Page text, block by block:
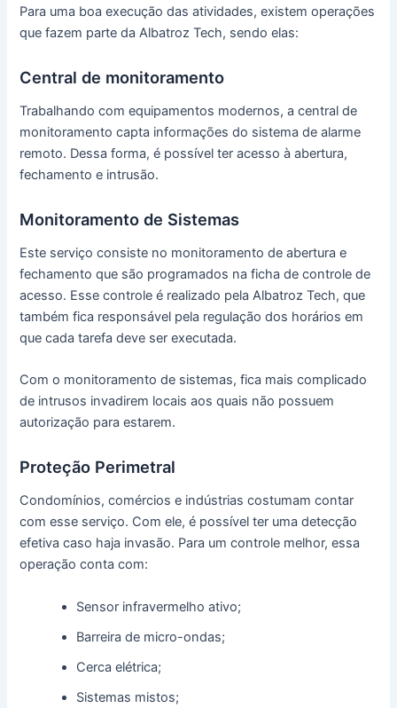
Para uma boa execução das atividades, existem operações
que fazem parte da Albatroz Tech, sendo elas:
Central de monitoramento
Trabalhando com equipamentos modernos, a central de
monitoramento capta informações do sistema de alarme
remoto. Dessa forma, é possível ter acesso à abertura,
fechamento e intrusão.
Monitoramento de Sistemas
Este serviço consiste no monitoramento de abertura e
fechamento que são programados na ficha de controle de
acesso. Esse controle é realizado pela Albatroz Tech, que
também fica responsável pela regulação dos horários em
que cada tarefa deve ser executada.
Com o monitoramento de sistemas, fica mais complicado
de intrusos invadirem locais aos quais não possuem
autorização para estarem.
Proteção Perimetral
Condomínios, comércios e indústrias costumam contar
com esse serviço. Com ele, é possível ter uma detecção
efetiva caso haja invasão. Para um controle melhor, essa
operação conta com:
Sensor infravermelho ativo;
Barreira de micro-ondas;
Cerca elétrica;
Sistemas mistos;